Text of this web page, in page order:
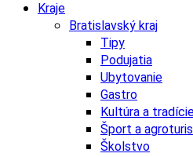
Kraje
Bratislavský kraj
Tipy
Podujatia
Ubytovanie
Gastro
Kultúra a
Šport a
Školstvo